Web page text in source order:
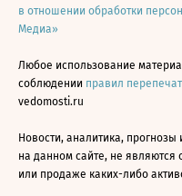
в отношении обработки
Медиа»
Любое использование
соблюдении правил
vedomosti.ru
Новости, аналитика,
на данном сайте, не
или продаже каких-либо